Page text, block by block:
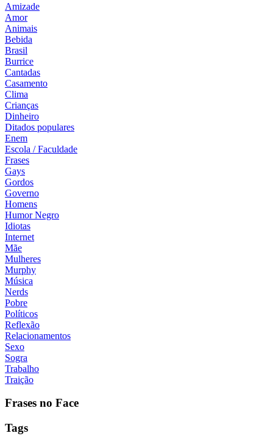
Amizade
Amor
Animais
Bebida
Brasil
Burrice
Cantadas
Casamento
Clima
Crianças
Dinheiro
Ditados populares
Enem
Escola / Faculdade
Frases
Gays
Gordos
Governo
Homens
Humor Negro
Idiotas
Internet
Mãe
Mulheres
Murphy
Música
Nerds
Pobre
Políticos
Reflexão
Relacionamentos
Sexo
Sogra
Trabalho
Traição
Frases no Face
Tags